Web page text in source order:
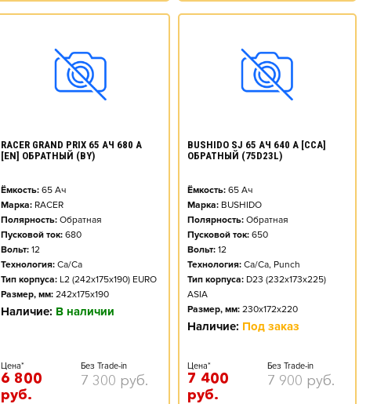
RACER GRAND PRIX 65 АЧ 680 А
[EN] ОБРАТНЫЙ (BY)
Ёмкость: 65Ач
Марка: RACER
Полярность: Обратная
Пусковой ток: 680
Вольт: 12
Технология: Ca/Ca
Тип корпуса: L2 (242x175x190) EURO
Размер, мм: 242x175x190
Наличие: В наличии
Цена*
6 800
руб.
Без Trade-in
7 300 руб.
BUSHIDO SJ 65 АЧ 640 А [CCA]
ОБРАТНЫЙ (75D23L)
Ёмкость: 65Ач
Марка: BUSHIDO
Полярность: Обратная
Пусковой ток: 650
Вольт: 12
Технология: Ca/Ca, Punch
Тип корпуса: D23 (232x173x225)
ASIA
Размер, мм: 230x172x220
Наличие: Под заказ
Цена*
7 400
руб.
Без Trade-in
7 900 руб.